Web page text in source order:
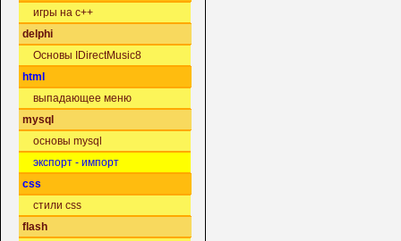
игры на c++
delphi
Основы IDirectMusic8
html
выпадающее меню
mysql
основы mysql
экспорт - импорт
css
стили css
flash